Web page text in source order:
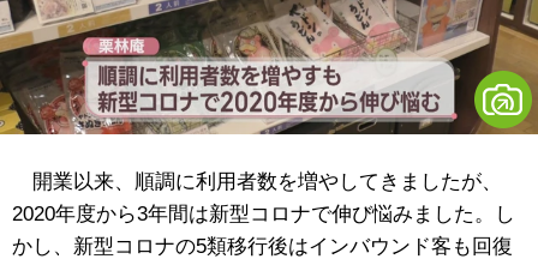
開業以来、順調に利用者数を増やしてきましたが、
2020年度から3年間は新型コロナで伸び悩みました。し
かし、新型コロナの5類移行後はインバウンド客も回復